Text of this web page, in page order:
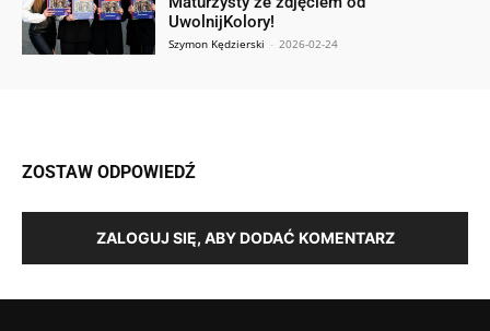
UwolnijKolory!
Szymon Kędzierski - 2026-02-24
ZOSTAW ODPOWIEDŹ
ZALOGUJ SIĘ, ABY DODAĆ KOMENTARZ